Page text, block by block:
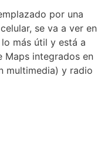
por una
se va a ver en
más útil y está a
Maps integrados en
multimedia) y radio